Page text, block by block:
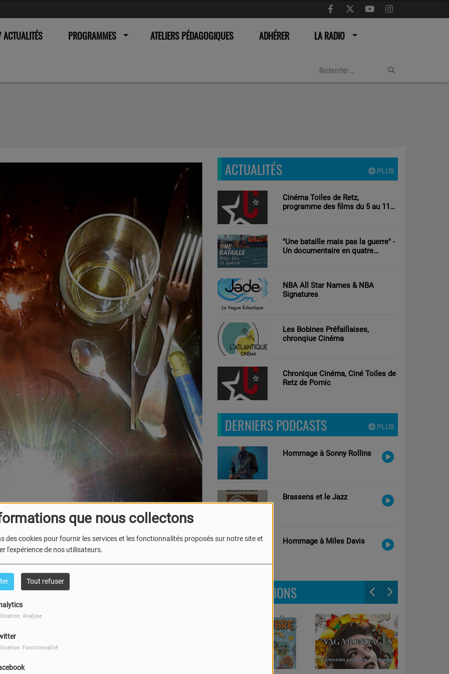
que nous collectons
des cookies pour fournir les services et les fonctionnalités proposés sur notre site et
l'expérience de nos utilisateurs.
Tout refuser
Analyse
Fonctionnalité
PROGRAMMES ATELIERS PÉDAGOGIQUES ADHÉRER LA RADIO
histoire à transmettre. Alain partage ses souvenirs
où la science devient un pont entre passé et
PLUS
ACTUALITÉS
Cinéma Toiles de Retz,
programme des films du 5 au 11
"Une bataille mais pas la guerre" -
Un documentaire en quatre
NBA All Star Names & NBA
Signatures
Les Bobines Préfaillaises,
chronqiue Cinéma
Chronique Cinéma, Ciné Toiles de
Retz de Pornic
PLUS
DERNIERS PODCASTS
Hommage à Sonny Rollins
Brassens et le Jazz
Hommage à Miles Davis
LES ÉMISSIONS